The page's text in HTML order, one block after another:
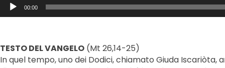
Audio
Player
00:00
TESTO DEL VANGELO (Mt 26,14-25)
In quel tempo, uno dei Dodici, chiamato Giuda Iscariòta,